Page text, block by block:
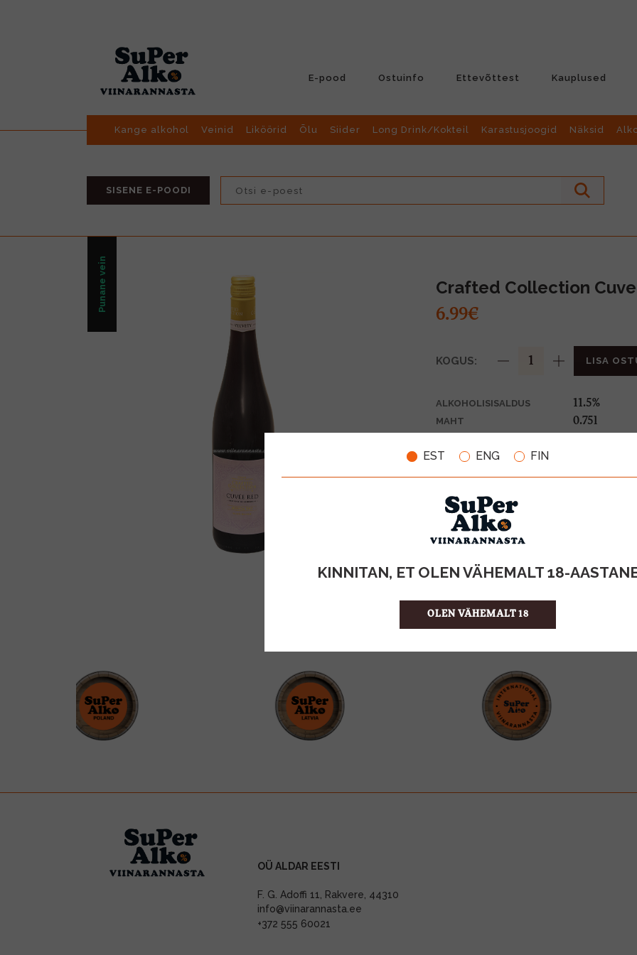
EST ENG FIN
KINNITAN, ET OLEN VÄHEMALT 18-
OLEN VÄHEMALT 18
E-pood Ostuinfo Ettevõttest Kauplused
Kange alkohol Veinid Liköörid Õlu Siider Long Drink/Kokteil Karastusjoogid Näksid
SISENE E-POODI
Punane vein Crafted Collection
6.99€
KOGUS: LISA
ALKOHOLISISALDUS 11.5%
MAHT 0.75l
TOOTE LIIK
ÜHIKU HIND
KOGUS KASTIS
OÜ ALDAR EESTI
F. G. Adoffi 11, Rakvere, 44310
info@viinarannasta.ee
+372 555 60021